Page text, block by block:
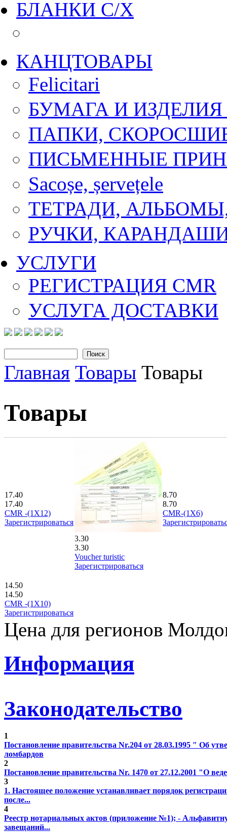
БЛАНКИ С/Х
КАНЦТОВАРЫ
Felicitari
БУМАГА И
ПАПКИ,
ПИСЬМЕННЫЕ
Sacoșe, șervețele
ТЕТРАДИ,
РУЧКИ,
УСЛУГИ
РЕГИСТРАЦИЯ CMR
УСЛУГА ДОСТАВКИ
Форма поиска
Вы здесь
Главная Товары Товары
Товары
17.40
17.40
CMR -(1X12)
Зарегистрироваться
3.30
3.30
Voucher turistic
Зарегистрироваться
8.70
8.70
CMR-(1X6)
14.50
14.50
CMR -(1X10)
Зарегистрироваться
Цена для регионов
Информация
Законодательство
1
Постановление правительства Nr.204 от 28.03.1995 ″ Об
ломбардов
2
Постановление правительства Nr. 1470 от 27.12.2001 "О
3
1. Настоящее положение устанавливает порядок
после...
4
Реестр нотариальных актов (приложение №1); -
завещаний...